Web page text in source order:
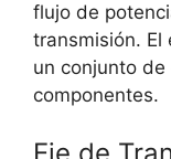
flujo de
transmisión. El
un conjunto
componentes.